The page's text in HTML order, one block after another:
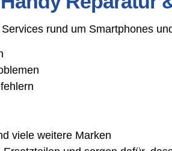
rund um Smartphones
viele weitere Marken